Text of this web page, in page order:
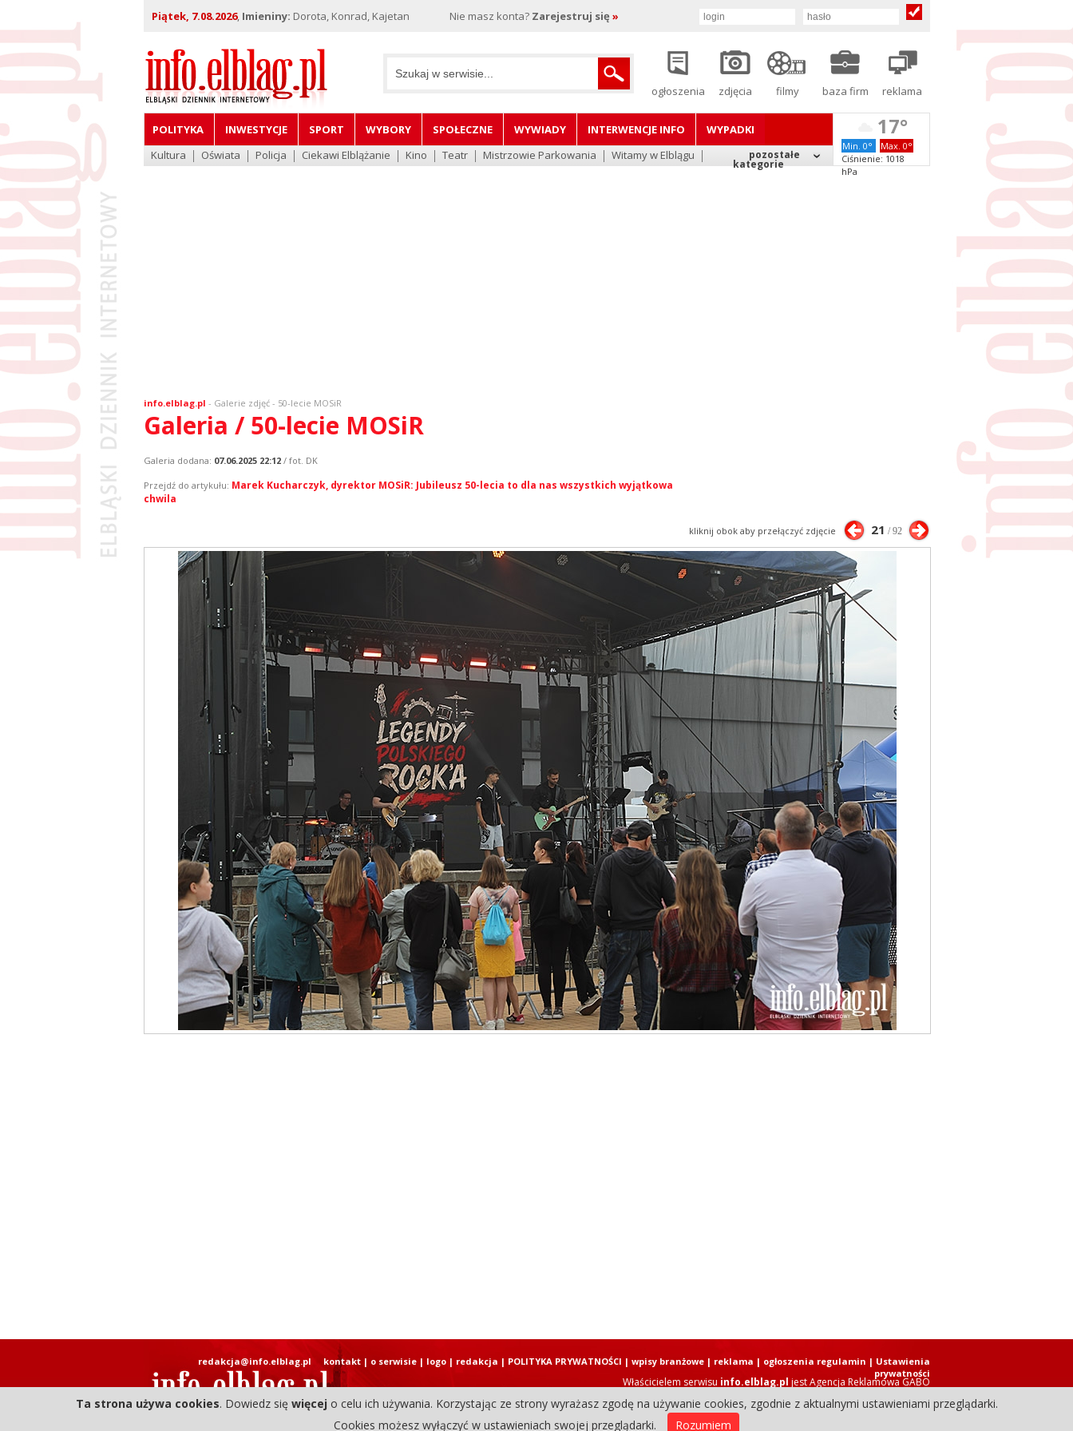
Piątek, 7.08.2026, Imieniny: Dorota, Konrad, Kajetan Nie masz konta? Zarejestruj się »
ogłoszenia zdjęcia filmy baza firm reklama
POLITYKA INWESTYCJE SPORT WYBORY SPOŁECZNE WYWIADY INTERWENCJE INFO
WYPADKI
Kultura
Oświata Policja Ciekawi Elblążanie Kino Teatr Mistrzowie Parkowania Witamy w Elblągu pozostałe
kategorie
17°
Min. 0°
Max. 0°
Ciśnienie: 1018
hPa
info.elblag.pl - Galerie zdjęć- 50-lecie MOSiR
Galeria / 50-lecie MOSiR
Galeria dodana: 07.06.2025 22:12/ fot. DK
Przejdź do artykułu: Marek Kucharczyk, dyrektor MOSiR: Jubileusz 50-lecia to dla nas wszystkich wyjątkowa
chwila
kliknij obok aby przełączyć zdjęcie 21 / 92
Właścicielem serwisu info.elblag.pl jestAgencja Reklamowa GABO
Copyright © 2004-2026 Elbląski Dziennik Internetowy. Wszystkie prawa zastrzeżone.
redakcja@info.elblag.pl kontakt| o serwisie| logo| redakcja | POLITYKA PRYWATNOŚCI | wpisy branżowe| reklama | ogłoszenia regulamin | Ustawienia
prywatności
Ta strona używa cookies. Dowiedz się więcej o celu ich używania. Korzystając ze strony wyrażasz zgodę na używanie cookies, zgodnie z aktualnymi ustawieniami przeglądarki.
Cookies możesz wyłączyć w ustawieniach swojej przeglądarki.
Rozumiem